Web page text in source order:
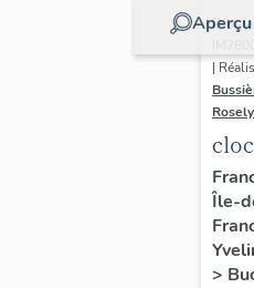
Aperçu
Dossier
|
dite
Île-
>